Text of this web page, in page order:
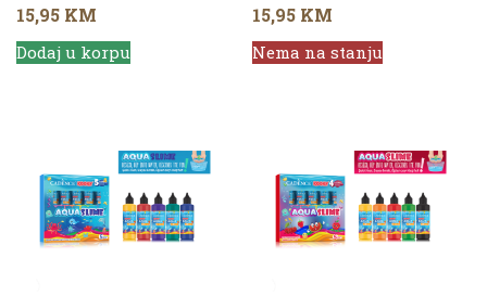
15,95 KM
Dodaj u korpu
15,95 KM
Nema na stanju